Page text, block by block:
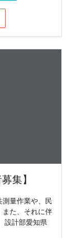
集】
量作業や、民
た、それに伴
設計部愛知県